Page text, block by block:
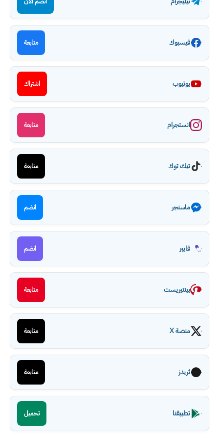
فيسبوك متابعة
يوتيوب اشتراك
انستجرام متابعة
تيك توك متابعة
ماسنجر انضم
فايبر انضم
بينتيريست متابعة
منصة X متابعة
ثريدز متابعة
تطبيقنا تحميل